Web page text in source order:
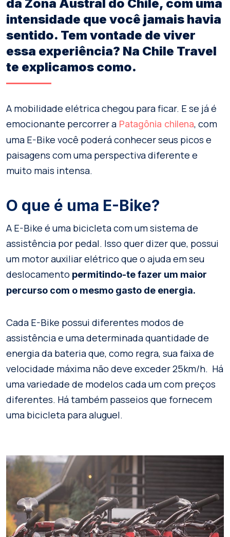
da Zona Austral do Chile, com uma
intensidade que você jamais havia
sentido. Tem vontade de viver
essa experiência? Na Chile Travel
te explicamos como.
A mobilidade elétrica chegou para ficar. E se já é
emocionante percorrer a Patagônia chilena, com
uma E-Bike você poderá conhecer seus picos e
paisagens com uma perspectiva diferente e
muito mais intensa.
O que é uma E-Bike?
A E-Bike é uma bicicleta com um sistema de
assistência por pedal. Isso quer dizer que, possui
um motor auxiliar elétrico que o ajuda em seu
deslocamento permitindo-te fazer um maior
percurso com o mesmo gasto de energia.
Cada E-Bike possui diferentes modos de
assistência e uma determinada quantidade de
energia da bateria que, como regra, sua faixa de
velocidade máxima não deve exceder 25km/h. Há
uma variedade de modelos cada um com preços
diferentes. Há também passeios que fornecem
uma bicicleta para aluguel.